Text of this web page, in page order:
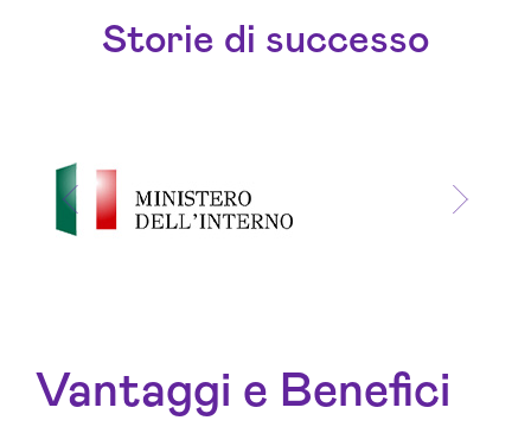
Storie di successo
Vantaggi e Benefici